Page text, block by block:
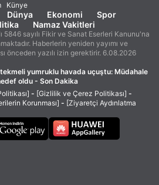
Künye
Dünya Ekonomi
Spor
Namaz Vakitleri
sayılı Fikir ve Sanat Eserleri Kanunu'na
Haberlerin yeniden yayımı ve
önceden yazılı izin gerektirir. 6.08.2026
yumruklu havada uçuştu: Müdahale
oldu - Son Dakika
- [Gizlilik ve Çerez Politikası] -
Korunması] - [Ziyaretçi Aydınlatma